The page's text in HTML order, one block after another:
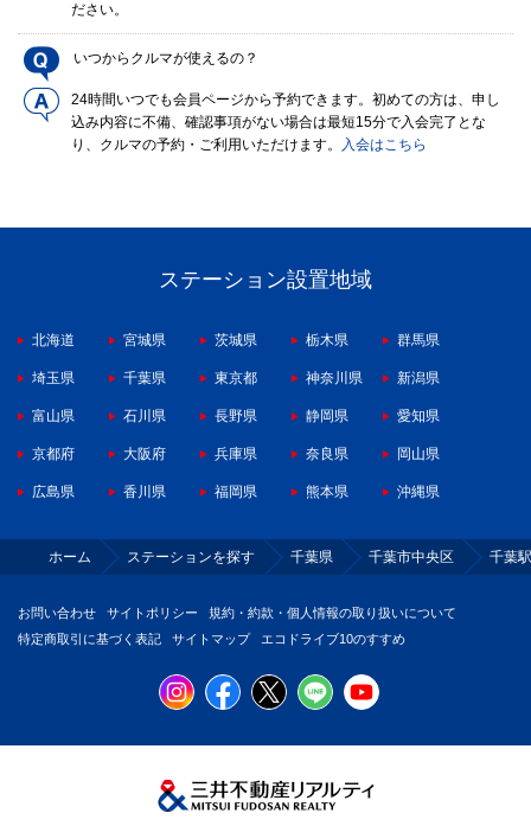
ださい。
いつからクルマが使えるの？
24時間いつでも会員ページから予約できます。初めての方は、申し
込み内容に不備、確認事項がない場合は最短15分で入会完了とな
り、クルマの予約・ご利用いただけます。
入会はこちら
ステーション設置地域
北海道 宮城県 茨城県 栃木県 群馬県
埼玉県 千葉県 東京都 神奈川県 新潟県
富山県 石川県 長野県 静岡県 愛知県
京都府 大阪府 兵庫県 奈良県 岡山県
広島県 香川県 福岡県 熊本県 沖縄県
ホーム ステーションを探す 千葉県 千葉市中央区 千葉
お問い合わせ サイトポリシー
規約・約款・個人情報の取り扱いについて
特定商取引に基づく表記
サイトマップ エコドライブ10のすすめ